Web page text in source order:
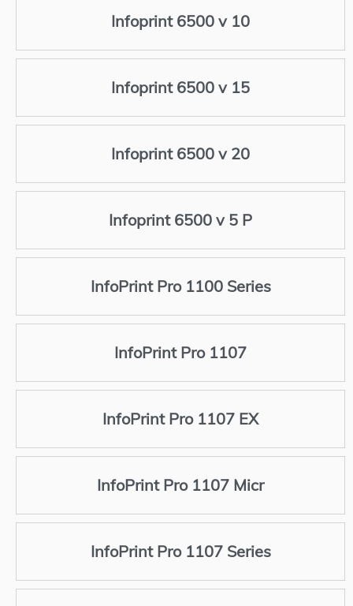
Infoprint 6500 v 10
Infoprint 6500 v 15
Infoprint 6500 v 20
Infoprint 6500 v 5 P
InfoPrint Pro 1100 Series
InfoPrint Pro 1107
InfoPrint Pro 1107 EX
InfoPrint Pro 1107 Micr
InfoPrint Pro 1107 Series